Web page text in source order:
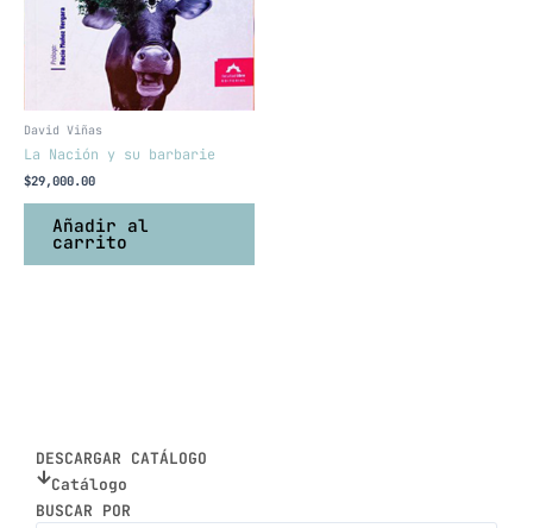
DESCARGAR CATÁLOGO
Catálogo
BUSCAR POR
David Viñas
La Nación y su barbarie
$29,000.00
Añadir al
carrito